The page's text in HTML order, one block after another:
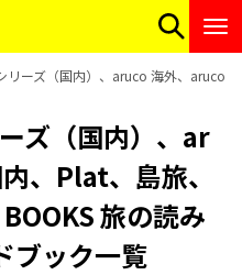
リーズ（国内）、aruco 海外、aruco
ズ（国内）、ar
、Plat、島旅、
旅の読み
ブック一覧